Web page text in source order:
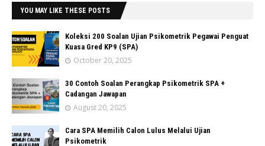
YOU MAY LIKE THESE POSTS
Koleksi 200 Soalan Ujian Psikometrik Pegawai Penguat
Kuasa Gred KP9 (SPA)
October 20, 2025
30 Contoh Soalan Perangkap Psikometrik SPA +
Cadangan Jawapan
August 20, 2025
Cara SPA Memilih Calon Lulus Melalui Ujian
Psikometrik